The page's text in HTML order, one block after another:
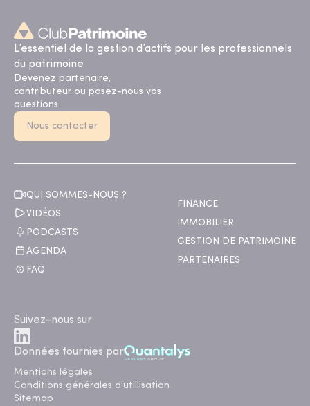
L’essentiel de la gestion d’actifs pour les professionnels
du patrimoine
Devenez partenaire,
contributeur ou posez-nous vos
questions
Nous contacter
QUI SOMMES-NOUS ?
VIDÉOS
PODCASTS
AGENDA
FAQ
FINANCE
IMMOBILIER
GESTION DE PATRIMOINE
PARTENAIRES
Suivez-nous sur
Données fournies par
Mentions légales
Conditions générales d'utillisation
Sitemap